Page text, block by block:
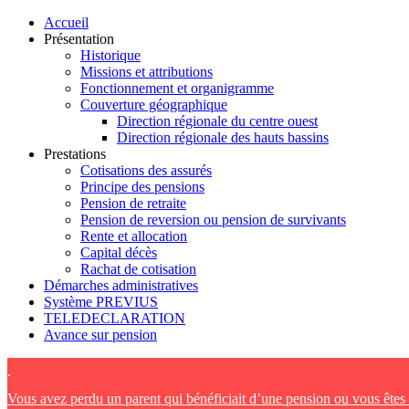
Accueil
Présentation
Historique
Missions et attributions
Fonctionnement et organigramme
Couverture géographique
Direction régionale du centre ouest
Direction régionale des hauts bassins
Prestations
Cotisations des assurés
Principe des pensions
Pension de retraite
Pension de reversion ou pension de survivants
Rente et allocation
Capital décès
Rachat de cotisation
Démarches administratives
Système PREVIUS
TELEDECLARATION
Avance sur pension
.
Vous avez perdu un parent qui bénéficiait d’une pension ou vous